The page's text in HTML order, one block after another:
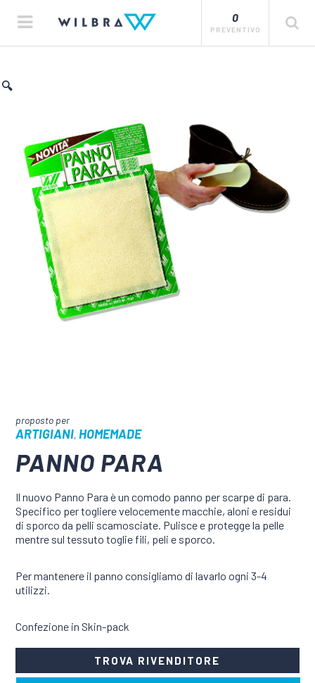
0
PREVENTIVO
🔍
ARTIGIANI,HOMEMADE
PANNO PARA
Il nuovo Panno Para è un comodo panno per scarpe di para.
Specifico per togliere velocemente macchie, aloni e residui
di sporco da pelli scamosciate. Pulisce e protegge la pelle
mentre sul tessuto toglie fili, peli e sporco.
Per mantenere il panno consigliamo di lavarlo ogni 3-4
utilizzi.
Confezione in Skin-pack
TROVA RIVENDITORE